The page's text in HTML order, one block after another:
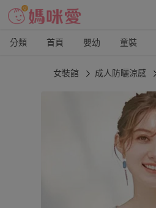
分類 首頁 嬰幼 童裝
女裝館 成人防曬涼感